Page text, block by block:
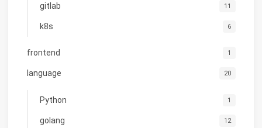
gitlab 11
k8s 6
frontend 1
language 20
Python 1
golang 12